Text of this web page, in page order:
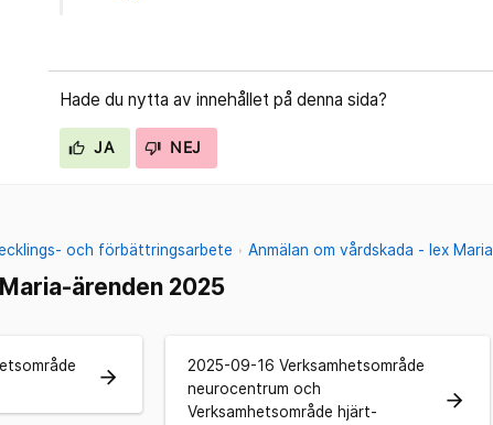
Hade du nytta av innehållet på denna sida?
JA NEJ
och förbättringsarbete Anmälan om vårdskada - lex Maria
ärenden 2025
arrow_forward
2025-09-16 Verksamhetsområde
neurocentrum och
Verksamhetsområde hjärt-
arrow_forward